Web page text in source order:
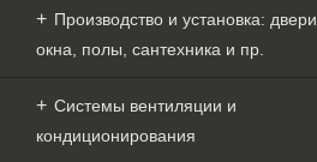
Производство и установка: двери,
окна, полы, сантехника и пр.
Системы вентиляции и
кондиционирования